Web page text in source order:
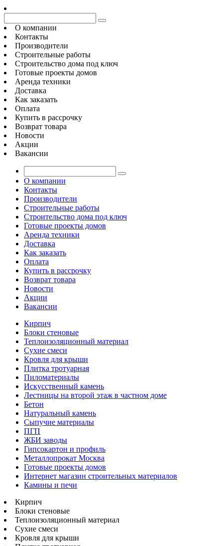
О компании
Контакты
Производители
Строительные работы
Строительство дома под ключ
Готовые проекты домов
Аренда техники
Доставка
Как заказать
Оплата
Купить в рассрочку
Возврат товара
Новости
Акции
Вакансии
О компании
Контакты
Производители
Строительные работы
Строительство дома под ключ
Готовые проекты домов
Аренда техники
Доставка
Как заказать
Оплата
Купить в рассрочку
Возврат товара
Новости
Акции
Вакансии
Кирпич
Блоки стеновые
Теплоизоляционный материал
Сухие смеси
Кровля для крыши
Плитка тротуарная
Пиломатериалы
Искусственный камень
Лестницы на второй этаж в частном доме
Бетон
Натуральный камень
Сыпучие материалы
ПГП
ЖБИ заводы
Гипсокартон и профиль
Металлопрокат Москва
Готовые проекты домов
Интернет магазин строительных материалов
Камины и печи
Кирпич
Блоки стеновые
Теплоизоляционный материал
Сухие смеси
Кровля для крыши